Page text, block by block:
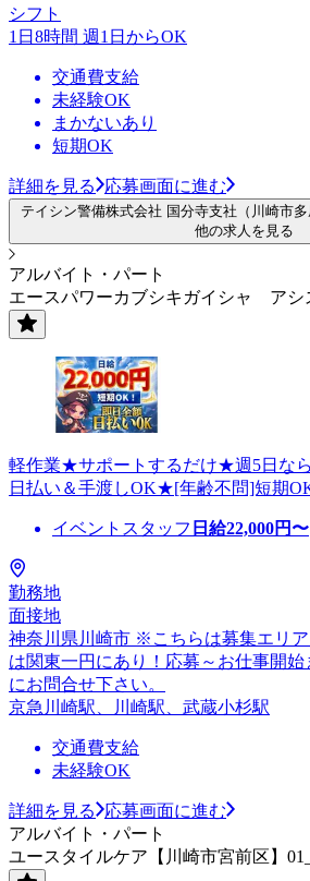
シフト
1日8時間 週1日からOK
交通費支給
未経験OK
まかないあり
短期OK
詳細を見る 応募画面に進む
テイシン警備株式会社 国分寺支社（川崎市
他の求人を見る
アルバイト・パート
エースパワーカブシキガイシャ アシ
軽作業★サポートするだけ★週5日な
日払い＆手渡しOK★[年齢不問]短期
イベントスタッフ 日給22,000円〜
勤務地
面接地
神奈川県川崎市 ※こちらは募集エリ
は関東一円にあり！応募～お仕事開
にお問合せ下さい。
京急川崎駅、川崎駅、武蔵小杉駅
交通費支給
未経験OK
詳細を見る
応募画面に進む
アルバイト・パート
ユースタイルケア【川崎市宮前区】